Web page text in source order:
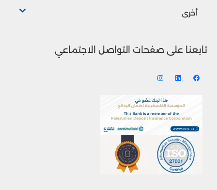
أخرى
تابعنا على صفحات التواصل الاجتماعي